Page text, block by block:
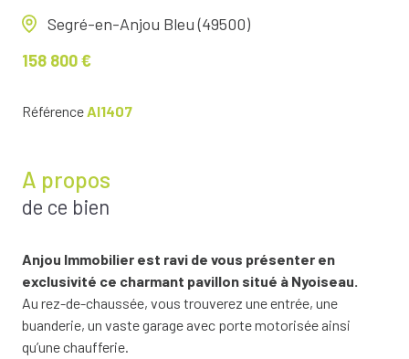
Segré-en-Anjou Bleu (49500)
158 800 €
RéférenceAI1407
A propos
de ce bien
Anjou Immobilier est ravi de vous présenter en
exclusivité ce charmant pavillon situé à Nyoiseau.
Au rez-de-chaussée, vous trouverez une entrée, une
buanderie, un vaste garage avec porte motorisée ainsi
qu’une chaufferie.